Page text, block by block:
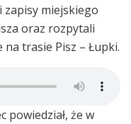
zapisy miejskiego
oraz rozpytali
na trasie Pisz – Łupki.
powiedział, że w